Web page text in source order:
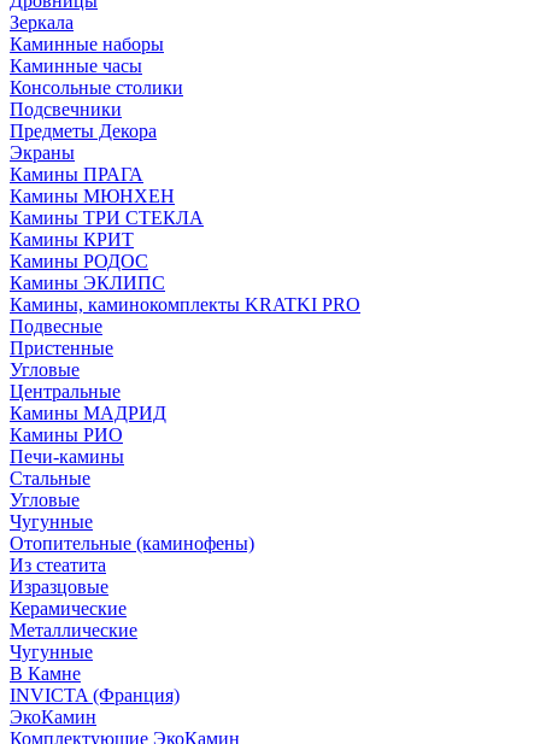
Зеркала
Каминные наборы
Каминные часы
Консольные столики
Подсвечники
Предметы Декора
Экраны
Камины ПРАГА
Камины МЮНХЕН
Камины ТРИ СТЕКЛА
Камины КРИТ
Камины РОДОС
Камины ЭКЛИПС
Камины, каминокомплекты KRATKI PRO
Подвесные
Пристенные
Угловые
Центральные
Камины МАДРИД
Камины РИО
Печи-камины
Стальные
Угловые
Чугунные
Отопительные (каминофены)
Из стеатита
Изразцовые
Керамические
Металлические
Чугунные
В Камне
INVICTA (Франция)
ЭкоКамин
Комплектующие ЭкоКамин